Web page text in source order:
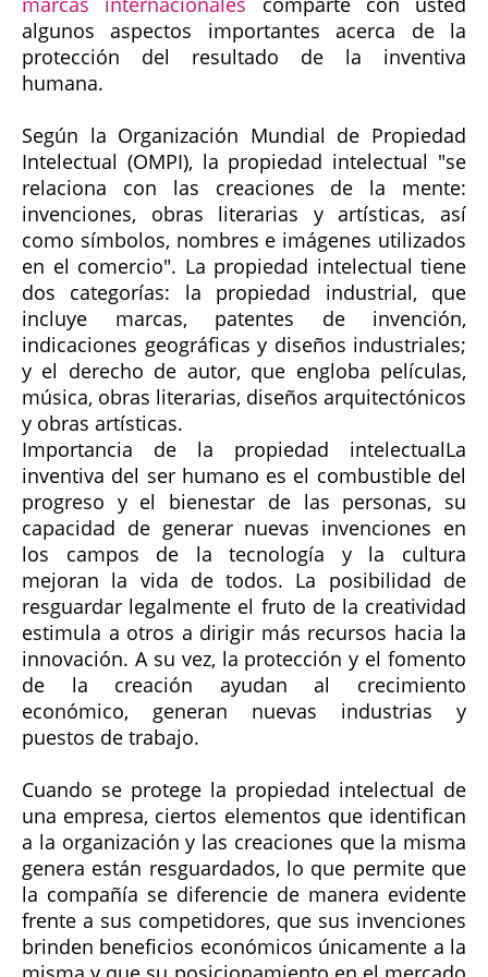
algunos aspectos importantes acerca de la
protección del resultado de la inventiva
humana.
Según la Organización Mundial de Propiedad
Intelectual (OMPI), la propiedad intelectual "se
relaciona con las creaciones de la mente:
invenciones, obras literarias y artísticas, así
como símbolos, nombres e imágenes utilizados
en el comercio". La propiedad intelectual tiene
dos categorías: la propiedad industrial, que
incluye marcas, patentes de invención,
indicaciones geográficas y diseños industriales;
y el derecho de autor, que engloba películas,
música, obras literarias, diseños arquitectónicos
y obras artísticas.
Importancia de la propiedad intelectualLa
inventiva del ser humano es el combustible del
progreso y el bienestar de las personas, su
capacidad de generar nuevas invenciones en
los campos de la tecnología y la cultura
mejoran la vida de todos. La posibilidad de
resguardar legalmente el fruto de la creatividad
estimula a otros a dirigir más recursos hacia la
innovación. A su vez, la protección y el fomento
de la creación ayudan al crecimiento
económico, generan nuevas industrias y
puestos de trabajo.
Cuando se protege la propiedad intelectual de
una empresa, ciertos elementos que identifican
a la organización y las creaciones que la misma
genera están resguardados, lo que permite que
la compañía se diferencie de manera evidente
frente a sus competidores, que sus invenciones
brinden beneficios económicos únicamente a la